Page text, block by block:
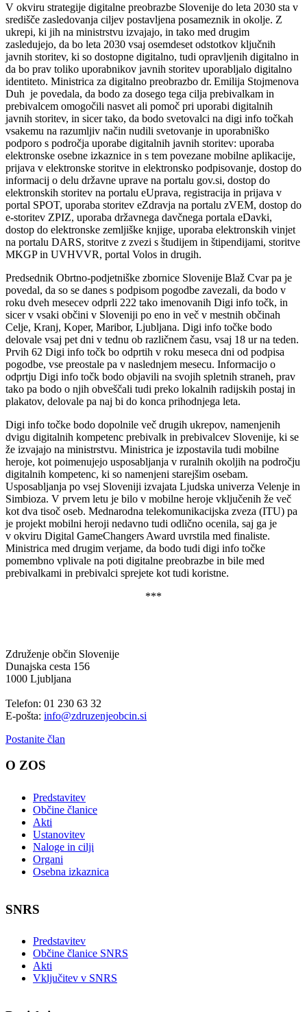
V okviru strategije digitalne preobrazbe Slovenije do leta 2030 sta v
središče zasledovanja ciljev postavljena posameznik in okolje. Z
ukrepi, ki jih na ministrstvu izvajajo, in tako med drugim
zasledujejo, da bo leta 2030 vsaj osemdeset odstotkov ključnih
javnih storitev, ki so dostopne digitalno, tudi opravljenih digitalno in
da bo prav toliko uporabnikov javnih storitev uporabljalo digitalno
identiteto. Ministrica za digitalno preobrazbo dr. Emilija Stojmenova
Duh je povedala, da bodo za dosego tega cilja prebivalkam in
prebivalcem omogočili nasvet ali pomoč pri uporabi digitalnih
javnih storitev, in sicer tako, da bodo svetovalci na digi info točkah
vsakemu na razumljiv način nudili svetovanje in uporabniško
podporo s področja uporabe digitalnih javnih storitev: uporaba
elektronske osebne izkaznice in s tem povezane mobilne aplikacije,
prijava v elektronske storitve in elektronsko podpisovanje, dostop do
informacij o delu državne uprave na portalu gov.si, dostop do
elektronskih storitev na portalu eUprava, registracija in prijava v
portal SPOT, uporaba storitev eZdravja na portalu zVEM, dostop do
e-storitev ZPIZ, uporaba državnega davčnega portala eDavki,
dostop do elektronske zemljiške knjige, uporaba elektronskih vinjet
na portalu DARS, storitve z zvezi s študijem in štipendijami, storitve
MKGP in UVHVVR, portal Volos in drugih.
Predsednik Obrtno-podjetniške zbornice Slovenije Blaž Cvar pa je
povedal, da so se danes s podpisom pogodbe zavezali, da bodo v
roku dveh mesecev odprli 222 tako imenovanih Digi info točk, in
sicer v vsaki občini v Sloveniji po eno in več v mestnih občinah
Celje, Kranj, Koper, Maribor, Ljubljana. Digi info točke bodo
delovale vsaj pet dni v tednu ob različnem času, vsaj 18 ur na teden.
Prvih 62 Digi info točk bo odprtih v roku meseca dni od podpisa
pogodbe, vse preostale pa v naslednjem mesecu. Informacijo o
odprtju Digi info točk bodo objavili na svojih spletnih straneh, prav
tako pa bodo o njih obveščali tudi preko lokalnih radijskih postaj in
plakatov, delovale pa naj bi do konca prihodnjega leta.
Digi info točke bodo dopolnile več drugih ukrepov, namenjenih
dvigu digitalnih kompetenc prebivalk in prebivalcev Slovenije, ki se
že izvajajo na ministrstvu. Ministrica je izpostavila tudi mobilne
heroje, kot poimenujejo usposabljanja v ruralnih okoljih na področju
digitalnih kompetenc, ki so namenjeni starejšim osebam.
Usposabljanja po vsej Sloveniji izvajata Ljudska univerza Velenje in
Simbioza. V prvem letu je bilo v mobilne heroje vključenih že več
kot dva tisoč oseb. Mednarodna telekomunikacijska zveza (ITU) pa
je projekt mobilni heroji nedavno tudi odlično ocenila, saj ga je
v okviru Digital GameChangers Award uvrstila med finaliste.
Ministrica med drugim verjame, da bodo tudi digi info točke
pomembno vplivale na poti digitalne preobrazbe in bile med
prebivalkami in prebivalci sprejete kot tudi koristne.
***
Združenje občin Slovenije
Dunajska cesta 156
1000 Ljubljana
Telefon: 01 230 63 32
E-pošta: info@zdruzenjeobcin.si
Postanite član
O ZOS
Predstavitev
Občine članice
Akti
Ustanovitev
Naloge in cilji
Organi
Osebna izkaznica
SNRS
Predstavitev
Občine članice SNRS
Akti
Vključitev v SNRS